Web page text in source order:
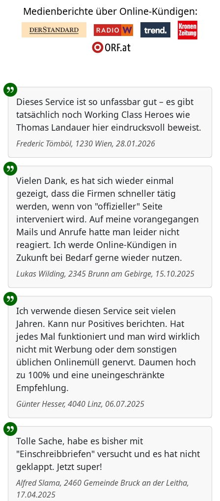
Medienberichte über Online-Kündigen:
Benutzer-Rückmeldungen
Dieses Service ist so unfassbar gut – es gibt
tatsächlich noch Working Class Heroes wie
Thomas Landauer hier eindrucksvoll beweist.
Frederic Tömböl, 1230 Wien, 28.01.2026
Vielen Dank, es hat sich wieder einmal
gezeigt, dass die Firmen schneller tätig
werden, wenn von "offizieller" Seite
interveniert wird. Auf meine vorangegangen
Mails und Anrufe hatte man leider nicht
reagiert. Ich werde Online-Kündigen in
Zukunft bei Bedarf gerne wieder nutzen.
Lukas Wilding, 2345Brunn am Gebirge, 15.10.2025
Ich verwende diesen Service seit vielen
Jahren. Kann nur Positives berichten. Hat
jedes Mal funktioniert und man wird wirklich
nicht mit Werbung oder dem sonstigen
üblichen Onlinemüll genervt. Daumen hoch
zu 100% und eine uneingeschränkte
Empfehlung.
Günter Hesser, 4040Linz, 06.07.2025
Tolle Sache, habe es bisher mit
"Einschreibbriefen" versucht und es hat nicht
geklappt. Jetzt super!
Alfred Slama, 2460 Gemeinde Bruck an der Leitha,
17.04.2025